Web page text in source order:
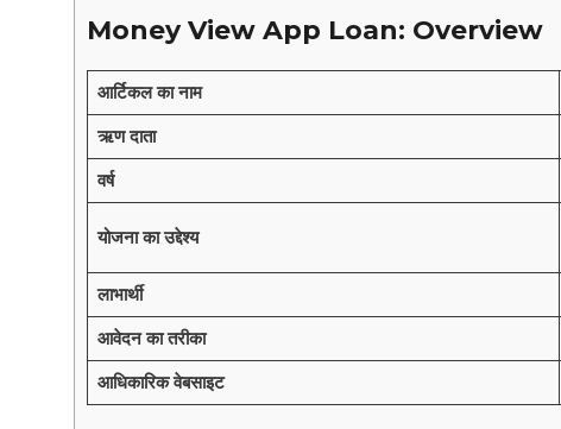
Money View App Loan: Overview
आर्टिकल का नाम
ऋण दाता
वर्ष
योजना का उद्देश्य
लाभार्थी
आवेदन का तरीका
आधिकारिक वेबसाइट